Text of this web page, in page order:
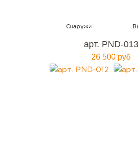
арт. PND-013
26 500 руб